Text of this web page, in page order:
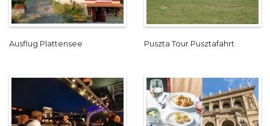
Ausflug Plattensee Puszta Tour Pusztafahrt